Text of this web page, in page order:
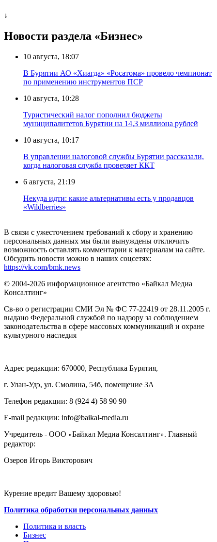
↓
Новости раздела «Бизнес»
10 августа, 18:07
В Бурятии АО «Хиагда» «Росатома» провело чемпионат
по применению инструментов ПСР
10 августа, 10:28
Туристический налог пополнил бюджеты
муниципалитетов Бурятии на 14,3 миллиона рублей
10 августа, 10:17
В управлении налоговой службы Бурятии рассказали,
когда налоговая служба проверяет ККТ
6 августа, 21:19
Некуда идти: какие альтернативы есть у продавцов
«Wildberries»
В связи с ужесточением требований к сбору и хранению
персональных данных мы были вынуждены отключить
возможность оставлять комментарии к материалам на сайте.
Обсудить новости можно в наших соцсетях:
https://vk.com/bmk.news
© 2004-2026 информационное агентство «Байкал Медиа
Консалтинг»
Св-во о регистрации СМИ Эл № ФС 77-22419 от 28.11.2005 г.
выдано Федеральной службой по надзору за соблюдением
законодательства в сфере массовых коммуникаций и охране
культурного наследия
Адрес редакции: 670000, Республика Бурятия,
г. Улан-Удэ, ул. Смолина, 54б, помещение 3А
Телефон редакции: ‎‎8 (924 4) 58 90 90
E-mail редакции: info@baikal-media.ru
Учредитель - ООО «Байкал Медиа Консалтинг». Главный
редактор:
Озеров Игорь Викторович
Курение вредит Вашему здоровью!
Политика обработки персональных данных
Политика и власть
Бизнес